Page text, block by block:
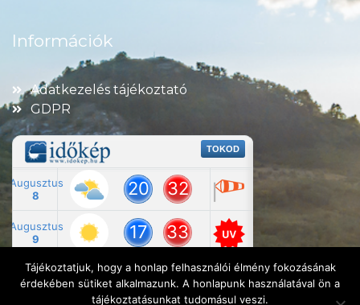
Információk
Adatkezelés tájékoztató
GDPR
Tájékoztatjuk, hogy a honlap felhasználói élmény fokozásának
érdekében sütiket alkalmazunk. A honlapunk használatával ön a
tájékoztatásunkat tudomásul veszi.